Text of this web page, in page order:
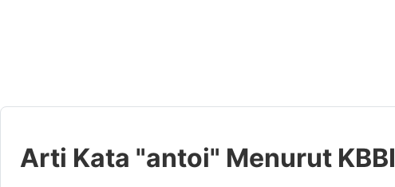
Arti Kata "antoi" Menurut KBBI